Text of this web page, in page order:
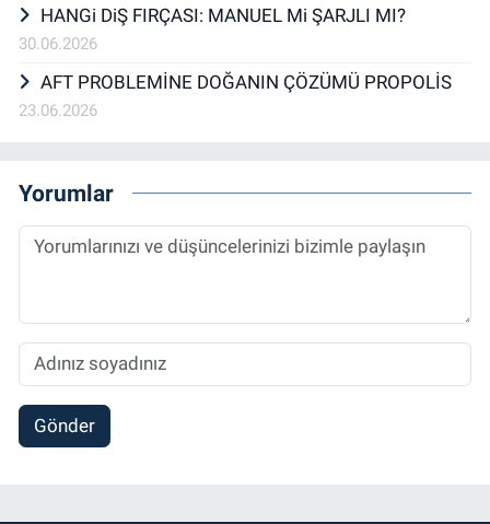
HANGi DiŞ FIRÇASI: MANUEL Mi ŞARJLI MI?
30.06.2026
AFT PROBLEMİNE DOĞANIN ÇÖZÜMÜ PROPOLİS
23.06.2026
Yorumlar
Gönder